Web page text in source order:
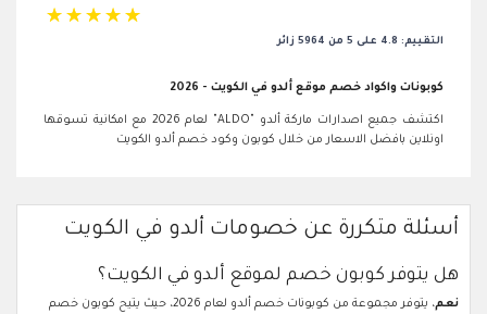
☆ ☆ ☆ ☆ ☆
التقييم: 4.8 على 5 من 5964 زائر
كوبونات واكواد خصم موقع ألدو في الكويت - 2026
اكتشف جميع اصدارات ماركة ألدو "ALDO" لعام 2026 مع امكانية تسوقها
اونلاين بافضل الاسعار من خلال كوبون وكود خصم ألدو الكويت
أسئلة متكررة عن خصومات ألدو في الكويت
هل يتوفر كوبون خصم لموقع ألدو في الكويت؟
نعم
، يتوفر مجموعة من كوبونات خصم ألدو لعام 2026، حيث يتيح كوبون خصم